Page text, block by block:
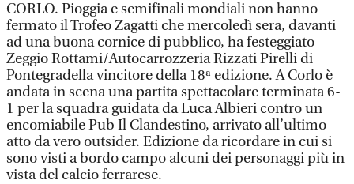
CORLO. Pioggia e semifinali mondiali non hanno
fermato il Trofeo Zagatti che mercoledì sera, davanti
ad una buona cornice di pubblico, ha festeggiato
Zeggio Rottami/Autocarrozzeria Rizzati Pirelli di
Pontegradella vincitore della 18ª edizione. A Corlo è
andata in scena una partita spettacolare terminata 6-
1 per la squadra guidata da Luca Albieri contro un
encomiabile Pub Il Clandestino, arrivato all’ultimo
atto da vero outsider. Edizione da ricordare in cui si
sono visti a bordo campo alcuni dei personaggi più in
vista del calcio ferrarese.